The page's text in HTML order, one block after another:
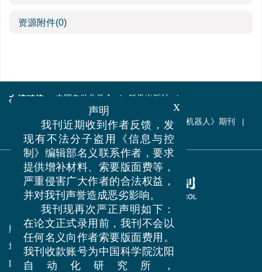
资源附件(0)
友情链接 中国自动化学会
科学出版社
中国科学技术协会
中国科学院
中国科学院沈阳自动化研究所
《机器人》期刊
更多+
版权所有 © 中国科学院沈阳自动化研究所
地址:沈阳市南塔街114号 (110016)
联系电话:024-23970049
x
声明
我刊近期收到作者反馈，发
现有不法分子盗用《信息与控
制》编辑部名义联系作者，要求
提供增补材料、索要版面费等，
严重侵害广大作者的合法权益，
并对我刊声誉造成恶劣影响。
我刊现再次严正声明如下：
在论文正式录用前，我刊不会以
任何名义向作者索要版面费用。
我刊收款账号为中国科学院沈阳